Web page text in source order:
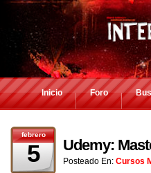
Inicio Foro
febrero
5 Udemy:
Posteado En: Cursos